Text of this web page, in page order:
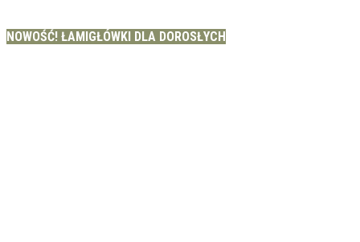
NOWOŚĆ! ŁAMIGŁÓWKI DLA DOROSŁYCH